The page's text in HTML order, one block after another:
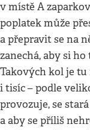
v místě A
poplatek může
a přepravit se na
zanechá, aby si
Takových kol je
i tisíc – podle
provozuje, se
a aby se příliš